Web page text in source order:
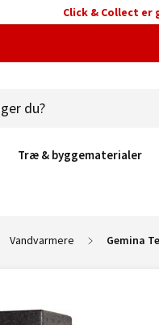
Click & Collect
Træ & byggematerialer
Vandvarmere Gemina